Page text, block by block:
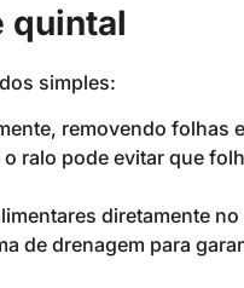
quintal
simples:
removendo folhas
o ralo pode evitar que
diretamente no
de drenagem para